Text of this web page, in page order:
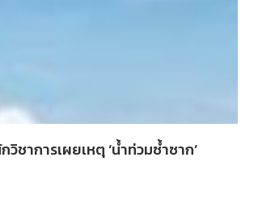
วิชาการเผยเหตุ ‘น้ำท่วมซ้ำซาก’